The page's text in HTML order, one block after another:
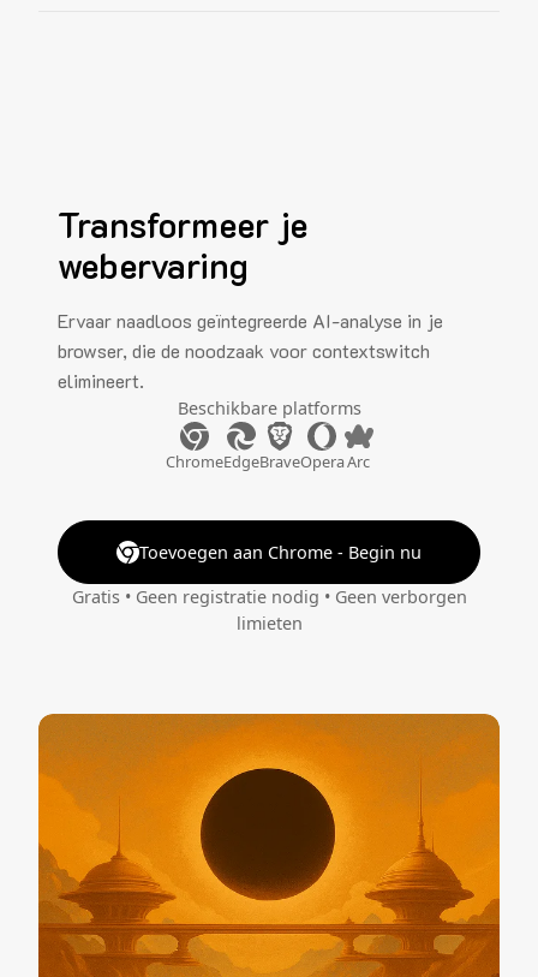
Transformeer je
webervaring
Ervaar naadloos geïntegreerde AI-analyse in je
browser, die de noodzaak voor contextswitch
elimineert.
Beschikbare platforms
ChromeEdgeBraveOperaArc
Toevoegen aan Chrome - Begin nu
Gratis • Geen registratie nodig • Geen verborgen
limieten